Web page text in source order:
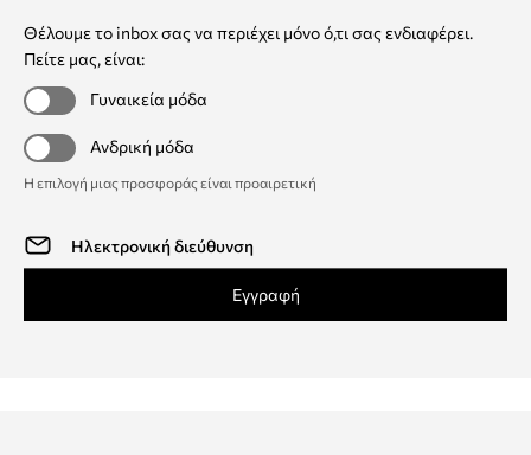
Θέλουμε το inbox σας να περιέχει μόνο ό,τι σας ενδιαφέρει.
Πείτε μας, είναι:
Γυναικεία μόδα
Ανδρική μόδα
Η επιλογή μιας προσφοράς είναι προαιρετική
Εγγραφή